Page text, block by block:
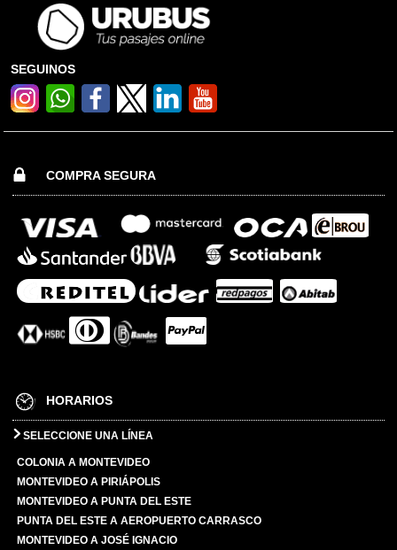
SEGUINOS
COMPRA SEGURA
HORARIOS
SELECCIONE UNA LÍNEA
COLONIA A MONTEVIDEO
MONTEVIDEO A PIRIÁPOLIS
MONTEVIDEO A PUNTA DEL ESTE
PUNTA DEL ESTE A AEROPUERTO CARRASCO
MONTEVIDEO A JOSÉ IGNACIO